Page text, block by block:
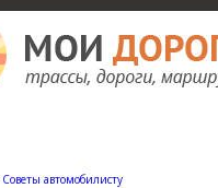
Советы автомобилисту